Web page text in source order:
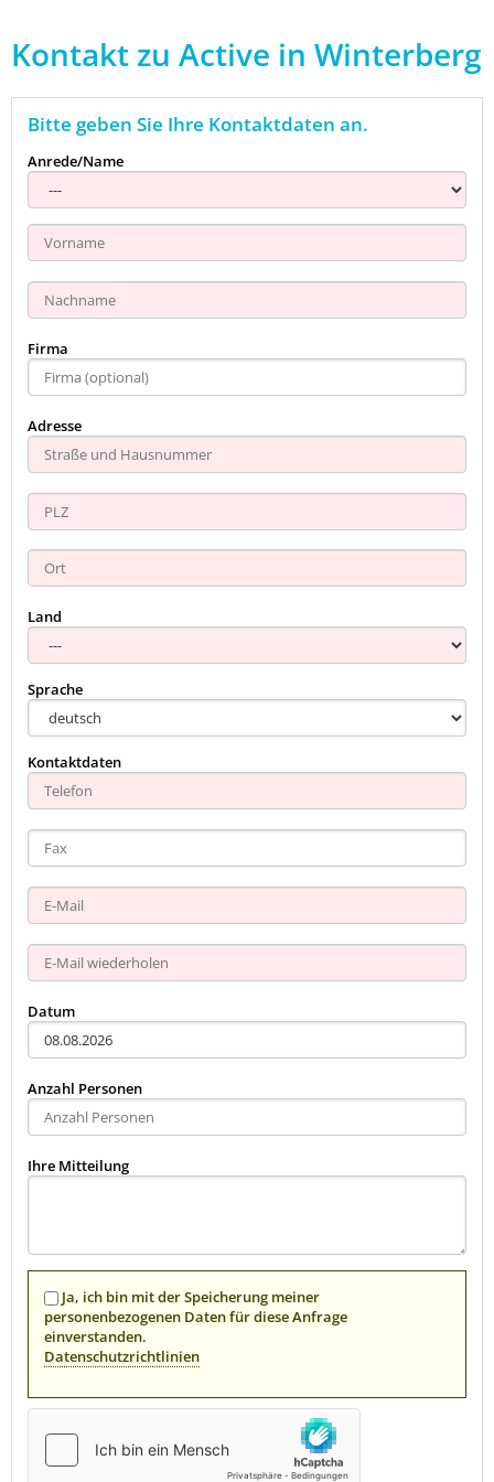
Kontakt zu Active in Winterberg
Bitte geben Sie Ihre Kontaktdaten an.
Anrede/Name
Firma
Adresse
Land
Sprache
Kontaktdaten
Datum
Anzahl Personen
Ihre Mitteilung
Ja, ich bin mit der Speicherung meiner
personenbezogenen Daten für diese Anfrage
einverstanden.
Datenschutzrichtlinien